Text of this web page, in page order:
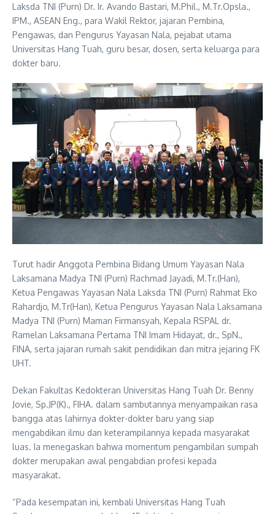
Laksda TNI (Purn) Dr. Ir. Avando Bastari, M.Phil., M.Tr.Opsla.,
IPM., ASEAN Eng., para Wakil Rektor, jajaran Pembina,
Pengawas, dan Pengurus Yayasan Nala, pejabat utama
Universitas Hang Tuah, guru besar, dosen, serta keluarga para
dokter baru.
Turut hadir Anggota Pembina Bidang Umum Yayasan Nala
Laksamana Madya TNI (Purn) Rachmad Jayadi, M.Tr.(Han),
Ketua Pengawas Yayasan Nala Laksda TNI (Purn) Rahmat Eko
Rahardjo, M.Tr(Han), Ketua Pengurus Yayasan Nala Laksamana
Madya TNI (Purn) Maman Firmansyah, Kepala RSPAL dr.
Ramelan Laksamana Pertama TNI Imam Hidayat, dr., SpN.,
FINA, serta jajaran rumah sakit pendidikan dan mitra jejaring FK
UHT.
Dekan Fakultas Kedokteran Universitas Hang Tuah Dr. Benny
Jovie, Sp.JP(K)., FIHA. dalam sambutannya menyampaikan rasa
bangga atas lahirnya dokter-dokter baru yang siap
mengabdikan ilmu dan keterampilannya kepada masyarakat
luas. Ia menegaskan bahwa momentum pengambilan sumpah
dokter merupakan awal pengabdian profesi kepada
masyarakat.
“Pada kesempatan ini, kembali Universitas Hang Tuah